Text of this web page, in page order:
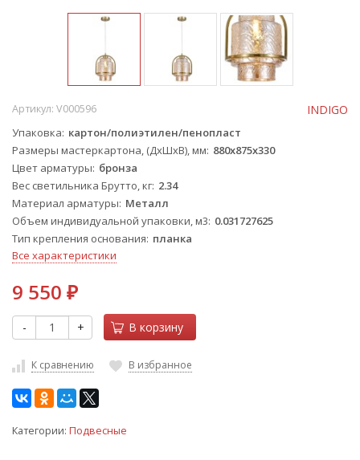
INDIGO
Артикул: V000596
Упаковка картон/полиэтилен/пенопласт
Размеры мастеркартона, (ДхШхВ), мм 880x875x330
Цвет арматуры бронза
Вес светильника Брутто, кг 2.34
Материал арматуры Металл
Объем индивидуальной упаковки, м3 0.031727625
Тип крепления основания планка
Все характеристики
9 550 ₽
- + В корзину
К сравнению В избранное
Категории: Подвесные